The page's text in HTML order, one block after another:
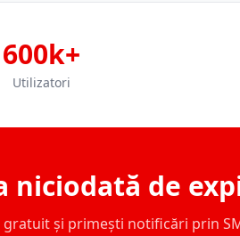
600k+
Utilizatori
niciodată de
și primești notificări prin